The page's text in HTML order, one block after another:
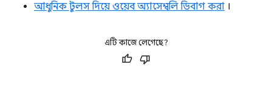
আধুনিক টুলস দিয়ে ওয়েব অ্যাসেম্বলি ডিবাগ করা ।
এটি কাজে লেগেছে?